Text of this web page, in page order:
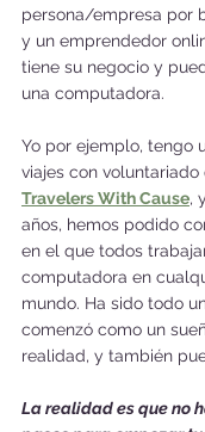
persona/empresa por
y un emprendedor
tiene su negocio y
una computadora.
Yo por ejemplo, tengo
viajes con voluntariado
Travelers With Cause,
años, hemos podido
en el que todos
computadora en
mundo. Ha sido todo
comenzó como un
realidad, y también
La realidad es que no